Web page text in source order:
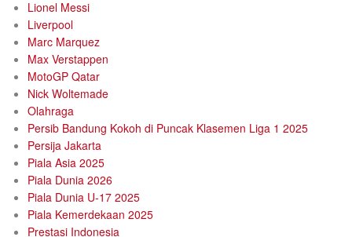
Lionel Messi
Liverpool
Marc Marquez
Max Verstappen
MotoGP Qatar
Nick Woltemade
Olahraga
Persib Bandung Kokoh di Puncak Klasemen Liga 1 2025
Persija Jakarta
Piala Asia 2025
Piala Dunia 2026
Piala Dunia U-17 2025
Piala Kemerdekaan 2025
Prestasi Indonesia